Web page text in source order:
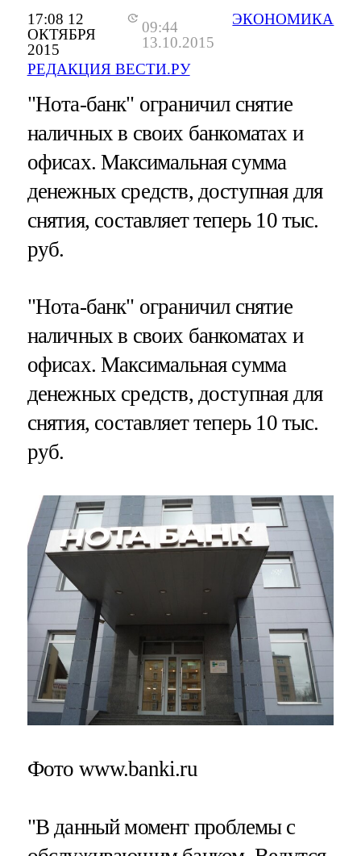
17:08 12
ОКТЯБРЯ
2015
09:44
13.10.2015
РЕДАКЦИЯ ВЕСТИ.РУ
ЭКОНОМИКА
"Нота-банк" ограничил снятие
наличных в своих банкоматах и
офисах. Максимальная сумма
денежных средств, доступная для
снятия, составляет теперь 10 тыс.
руб.
"Нота-банк" ограничил снятие
наличных в своих банкоматах и
офисах. Максимальная сумма
денежных средств, доступная для
снятия, составляет теперь 10 тыс.
руб.
Фото www.banki.ru
"В данный момент проблемы с